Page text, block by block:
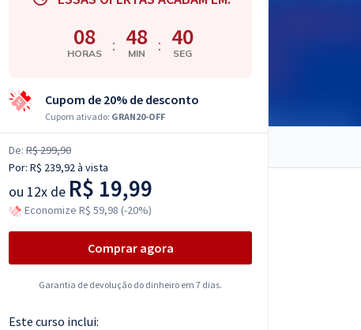
08
HORAS : 48
MIN : 39
SEG
Cupom de 20% de desconto
Cupom ativado: GRAN20-OFF
De: R$ 299,90
Por: R$ 239,92à vista
ou 12x de R$ 19,99
Economize R$ 59,98 (-20%)
Comprar agora
Garantia de devolução do dinheiro em 7 dias.
Este curso inclui: